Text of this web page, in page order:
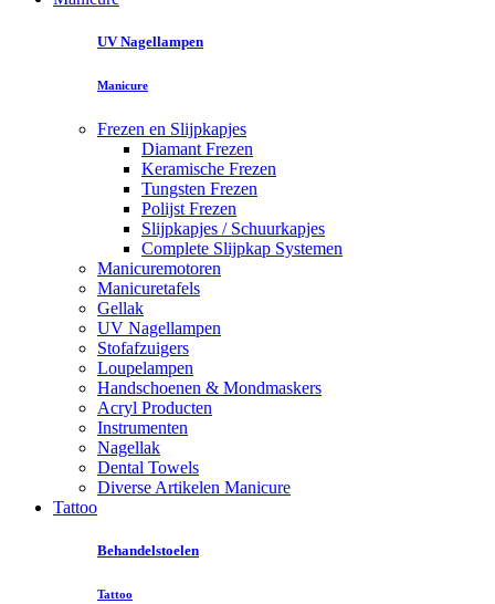
UV Nagellampen
Manicure
Frezen en Slijpkapjes
Diamant Frezen
Keramische Frezen
Tungsten Frezen
Polijst Frezen
Slijpkapjes / Schuurkapjes
Complete Slijpkap Systemen
Manicuremotoren
Manicuretafels
Gellak
UV Nagellampen
Stofafzuigers
Loupelampen
Handschoenen & Mondmaskers
Acryl Producten
Instrumenten
Nagellak
Dental Towels
Diverse Artikelen Manicure
Tattoo
Behandelstoelen
Tattoo